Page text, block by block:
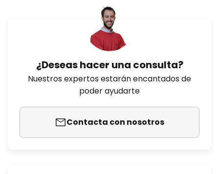
¿Deseas hacer una consulta?
Nuestros expertos estarán encantados de
poder ayudarte
Contacta con nosotros